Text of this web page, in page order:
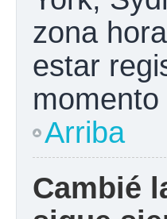
zona
estar
Arriba
Cambié